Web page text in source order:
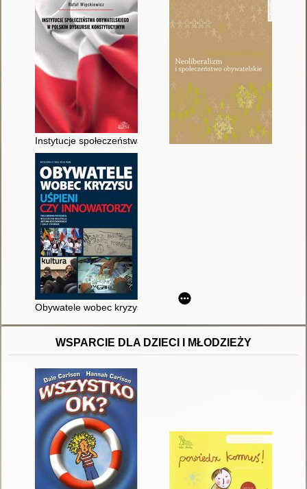
Instytucje społeczeństwa obywatelskiego w polskim dyskursie
Obywatele wobec kryzysu : uśpieni czy innowatorzy : praca
WSPARCIE DLA DZIECI I MŁODZIEŻY